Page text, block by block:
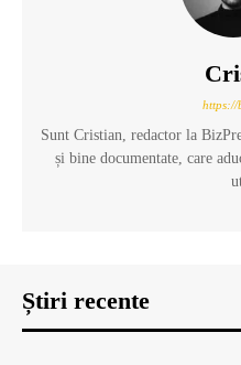
https://
Sunt Cristian, redactor la
și bine documentate, care
Știri recente